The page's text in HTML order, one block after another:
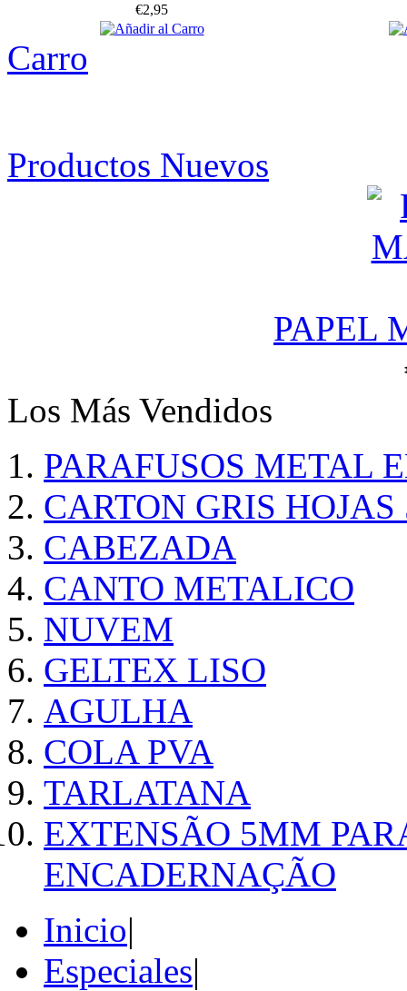
€2,95
Carro
Productos Nuevos
PAPEL
Los Más Vendidos
PARAFUSOS METAL
CARTON GRIS
CABEZADA
CANTO METALICO
NUVEM
GELTEX LISO
AGULHA
COLA PVA
TARLATANA
EXTENSÃO 5MM
ENCADERNAÇÃO
Inicio|
Especiales|